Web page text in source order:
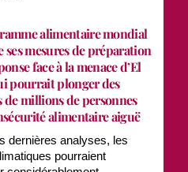
alimentaire mondial
ses mesures de préparation
face à la menace d’El
pourrait plonger des
de millions de personnes
alimentaire aiguë
dernières analyses, les
pourraient